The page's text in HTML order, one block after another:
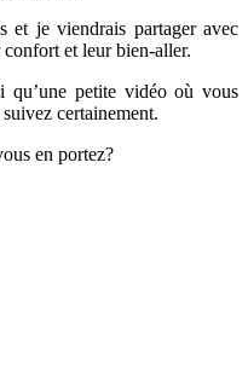
et je viendrais partager avec
confort et leur bien-aller.
qu’une petite vidéo où vous
certainement.
en portez?